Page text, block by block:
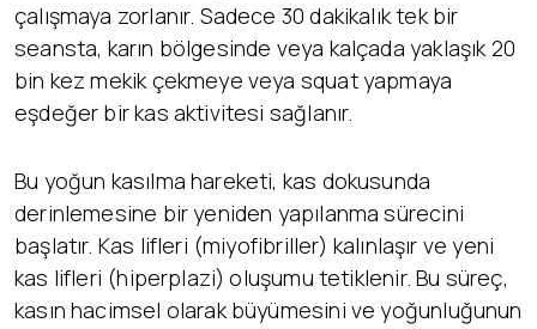
çalışmaya zorlanır. Sadece 30 dakikalık tek bir
seansta, karın bölgesinde veya kalçada yaklaşık 20
bin kez mekik çekmeye veya squat yapmaya
eşdeğer bir kas aktivitesi sağlanır.
Bu yoğun kasılma hareketi, kas dokusunda
derinlemesine bir yeniden yapılanma sürecini
başlatır. Kas lifleri (miyofibriller) kalınlaşır ve yeni
kas lifleri (hiperplazi) oluşumu tetiklenir. Bu süreç,
kasın hacimsel olarak büyümesini ve yoğunluğunun